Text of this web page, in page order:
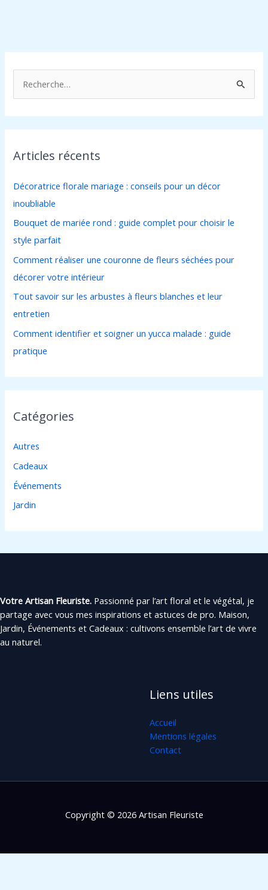
e
c
h
e
r
:
Articles récents
Décoratrice florale mariage : conseils pour un décor
inoubliable
Bouquet de mariée rond : guide complet pour choisir le
style parfait
Comment réaliser une couronne de fleurs séchées pour
décorer votre intérieur
Tout savoir sur les arbustes à fleurs blanches et leur
entretien
Comment identifier et soigner un yucca malade : guide
pratique
Catégories
Autres
Cadeaux
Événements
Jardin
Votre Artisan Fleuriste. Passionné par l’art floral et le végétal, je
partage avec vous mes inspirations et astuces de pro. Maison,
Jardin, Événements et Cadeaux : cultivons ensemble l’art de vivre
au naturel.
Liens utiles
Accueil
Mentions légales
Contact
Copyright © 2026 Artisan Fleuriste